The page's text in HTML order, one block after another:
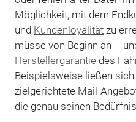
Möglichkeit, mit dem
und Kundenloyalitätzu
müsse von Beginn an –
Herstellergarantie des
Beispielsweise ließen
zielgerichtete Mail-
die genau seinen